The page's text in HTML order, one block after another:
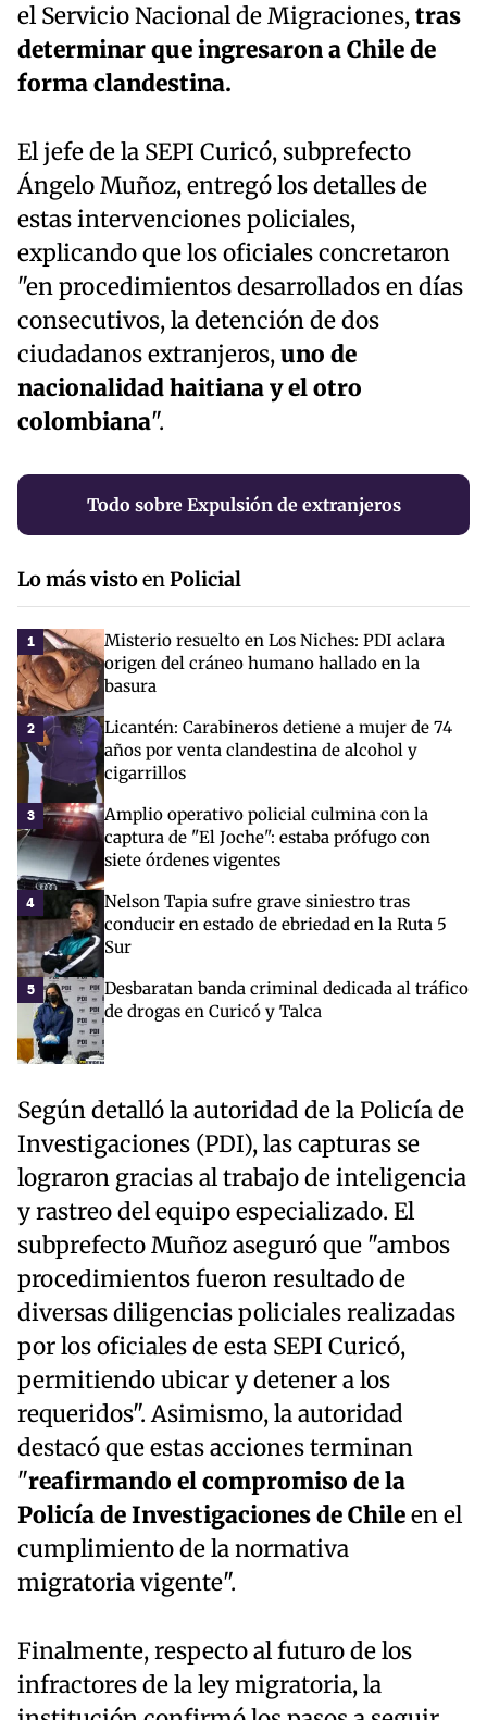
el Servicio Nacional de Migraciones,tras
determinar que ingresaron a Chile de
forma clandestina.
El jefe de la SEPI Curicó, subprefecto
Ángelo Muñoz, entregó los detalles de
estas intervenciones policiales,
explicando que los oficiales concretaron
"en procedimientos desarrollados en días
consecutivos, la detención de dos
ciudadanos extranjeros,uno de
nacionalidad haitiana y el otro
colombiana".
Todo sobre Expulsión de extranjeros
Lo más vistoenPolicial
1
Misterio resuelto en Los Niches: PDI aclara
origen del cráneo humano hallado en la
basura
2
Licantén: Carabineros detiene a mujer de 74
años por venta clandestina de alcohol y
cigarrillos
3
Amplio operativo policial culmina con la
captura de "El Joche": estaba prófugo con
siete órdenes vigentes
4
Nelson Tapia sufre grave siniestro tras
conducir en estado de ebriedad en la Ruta 5
Sur
5
Desbaratan banda criminal dedicada al tráfico
de drogas en Curicó y Talca
Según detalló la autoridad de la Policía de
Investigaciones (PDI), las capturas se
lograron gracias al trabajo de inteligencia
y rastreo del equipo especializado. El
subprefecto Muñoz aseguró que "ambos
procedimientos fueron resultado de
diversas diligencias policiales realizadas
por los oficiales de esta SEPI Curicó,
permitiendo ubicar y detener a los
requeridos". Asimismo, la autoridad
destacó que estas acciones terminan
"reafirmando el compromiso de la
Policía de Investigaciones de Chileen el
cumplimiento de la normativa
migratoria vigente".
Finalmente, respecto al futuro de los
infractores de la ley migratoria, la